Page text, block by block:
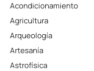
Acondicionamiento
Agricultura
Arqueología
Artesanía
Astrofísica